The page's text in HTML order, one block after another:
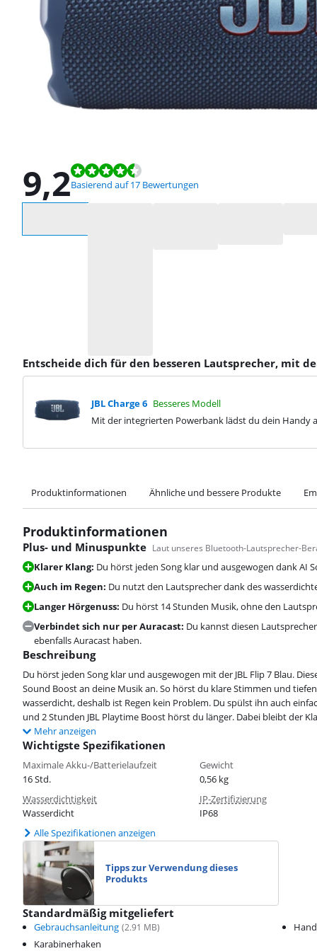
9,2
Bewertet mit 9,2 von 10, basierend auf 17 Bewertungen.
Basierend auf 17 Bewertungen
Entscheide dich für den besseren Lautsprecher, mit
JBL Charge 6 Besseres Modell
Mit der integrierten Powerbank lädst du dein Handy
Produktinformationen Ähnliche und bessere Produkte
Produktinformationen
Plus- und Minuspunkte Laut unseres Bluetooth-Lautsprecher-
Klarer Klang: Du hörst jeden Song klar und ausgewogen dank AI
Auch im Regen: Du nutzt den Lautsprecher dank des
Langer Hörgenuss: Du hörst 14 Stunden Musik, ohne den
Verbindet sich nur per Auracast: Du kannst diesen
ebenfalls Auracast haben.
Beschreibung
Du hörst jeden Song klar und ausgewogen mit der JBL Flip 7 Blau.
Sound Boost an deine Musik an. So hörst du klare Stimmen und
wasserdicht, deshalb ist Regen kein Problem. Du spülst ihn auch
und 2 Stunden JBL Playtime Boost hörst du länger. Dabei bleibt der
Mehr anzeigen
Wichtigste Spezifikationen
Maximale Akku-/Batterielaufzeit
16 Std.
Gewicht
0,56 kg
Wasserdichtigkeit
Wasserdicht
IP-Zertifizierung
IP68
Alle Spezifikationen anzeigen
Tipps zur Verwendung dieses
Produkts
Standardmäßig mitgeliefert
Gebrauchsanleitung (2.91 MB)
Karabinerhaken